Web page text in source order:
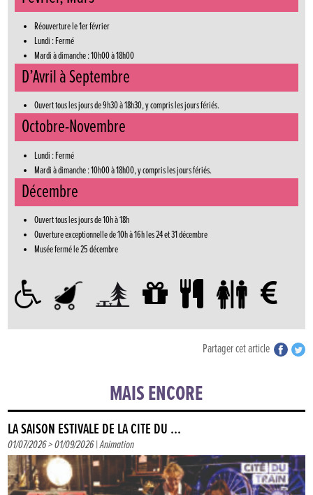
Réouverture le 1er février
Lundi : Fermé
Mardi à dimanche : 10h00 à 18h00
D’Avril à Septembre
Ouvert tous les jours de 9h30 à 18h30, y compris les jours fériés.
Octobre-Novembre
Lundi : Fermé
Mardi à dimanche : 10h00 à 18h00, y compris les jours fériés.
Décembre
Ouvert tous les jours de 10h à 18h
Ouverture exceptionnelle de 10h à 16h les 24 et 31 décembre
Musée fermé le 25 décembre
Partager cet article
MAIS ENCORE
LA SAISON ESTIVALE DE LA CITÉ DU ...
01/07/2026 > 01/09/2026 |Animation